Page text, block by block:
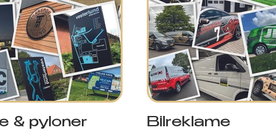
& pyloner Bilreklame